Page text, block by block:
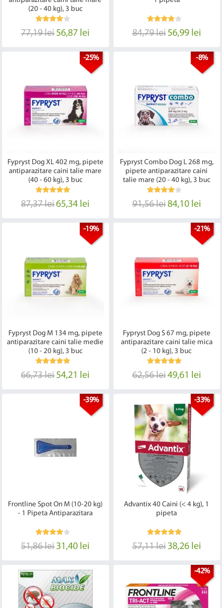
(20 - 40 kg), 3 buc
77,19 lei56,87 lei 84,79 lei 56,99 lei
-25%
Fypryst Dog XL 402 mg, pipete
antiparazitare caini talie mare
(40 - 60 kg), 3 buc
87,37 lei65,34 lei
-8%
Fypryst Combo Dog L 268 mg,
pipete antiparazitare caini
talie mare (20 - 40 kg), 3 buc
91,56 lei84,10 lei
-19%
Fypryst Dog M 134 mg, pipete
antiparazitare caini talie medie
(10 - 20 kg), 3 buc
66,73 lei54,21 lei
-21%
Fypryst Dog S 67 mg, pipete
antiparazitare caini talie mica
(2 - 10 kg), 3 buc
62,56 lei49,61 lei
-39%
Frontline Spot On M (10-20 kg)
- 1 Pipeta Antiparazitara
51,86 lei31,40 lei
-33%
Advantix 40 Caini (< 4 kg), 1
pipeta
57,11 lei 38,26 lei
-42%